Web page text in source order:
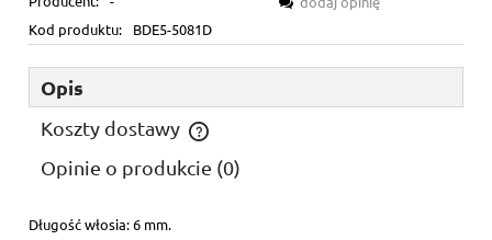
Kod produktu:
BDE5-5081D
Opis
Koszty dostawy
Cena nie zawiera ewentualnych kosztów płatności
Opinie o produkcie (0)
Długość włosia: 6 mm.